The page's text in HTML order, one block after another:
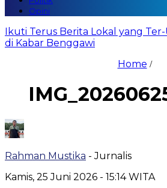
Opini
Ikuti Terus Berita Lokal yang
di Kabar Benggawi
Home /
Rahman Mustika - Jurnalis
Kamis, 25 Juni 2026 - 15:14 WITA